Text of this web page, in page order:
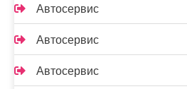
Автосервис
Автосервис
Автосервис